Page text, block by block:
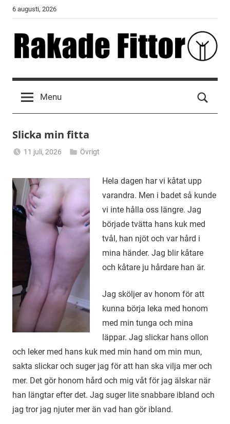
Skip
content
6 augusti, 2026
Rakade
Fittor
Menu
Slicka min fitta
11 juli, 2026
Övrigt
Hela dagen har vi kåtat upp
varandra. Men i badet så kunde
vi inte hålla oss längre. Jag
började tvätta hans kuk med
tvål, han njöt och var hård i
mina händer. Jag blir kåtare
och kåtare ju hårdare han är.
Jag sköljer av honom för att
kunna börja leka med honom
med min tunga och mina
läppar. Jag slickar hans ollon
och leker med hans kuk med min hand om min mun,
sakta slickar och suger jag för att han ska vilja mer och
mer. Det gör honom hård och mig våt för jag älskar när
han längtar efter det. Jag suger lite snabbare ibland och
jag tror jag njuter mer än vad han gör ibland.